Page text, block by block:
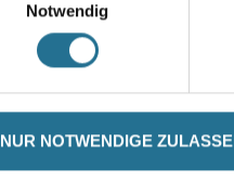
Notwendig
NUR NOTWENDIGE